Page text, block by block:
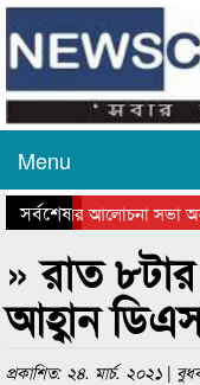
Menu
সর্বশেষ
দিবসের আলোচনা সভা
সভা ও সম্মাননা প্রদান
» রাত
আহ্বান
প্রকাশিত: ২৪. মার্চ. ২০২১ |